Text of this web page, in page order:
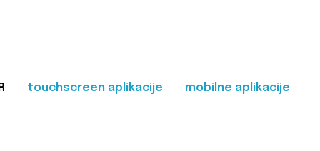
touchscreen aplikacije mobilne aplikacije